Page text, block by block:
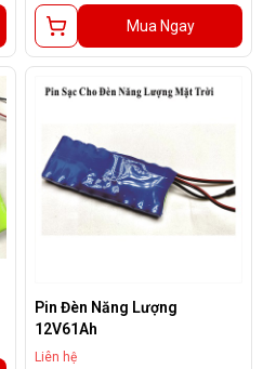
Mua Ngay
Pin Đèn Năng Lượng
12V61Ah
Liên hệ